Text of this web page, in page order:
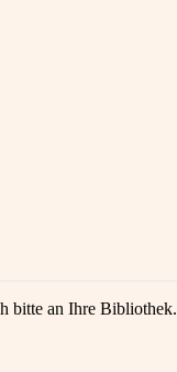
bitte an Ihre Bibliothek.